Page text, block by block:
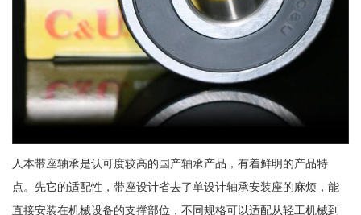
人本带座轴承是认可度较高的国产轴承产品，有着鲜明的产品特
点。先它的适配性，带座设计省去了单设计轴承安装座的麻烦，能
直接安装在机械设备的支撑部位，不同规格可以适配从轻工机械到